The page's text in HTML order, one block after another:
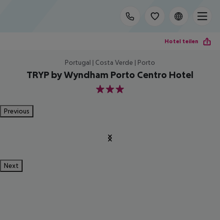
Hotel teilen
Portugal | Costa Verde | Porto
TRYP by Wyndham Porto Centro Hotel
3
Previous
Next